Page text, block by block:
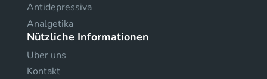
Antidepressiva
Analgetika
Nützliche Informationen
Uber uns
Kontakt